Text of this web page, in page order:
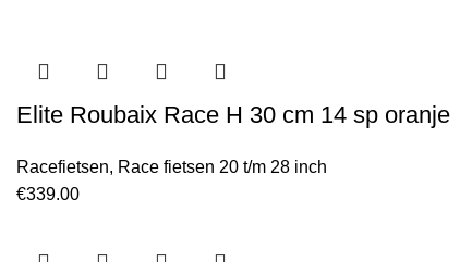
Elite Roubaix Race H 30 cm 14 sp oranje
Racefietsen, Race fietsen 20 t/m 28 inch
€339.00